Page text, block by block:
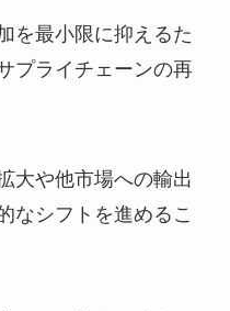
を最小限に抑えるた
プライチェーンの再
大や他市場への輸出
なシフトを進めるこ